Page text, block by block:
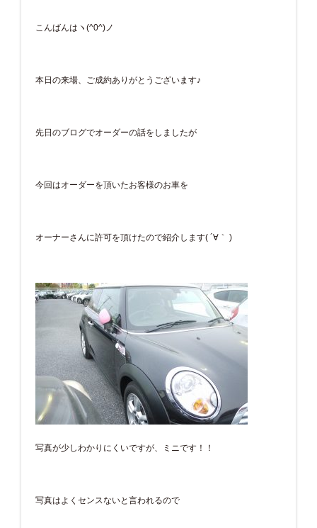
こんばんはヽ(^0^)ノ
本日の来場、ご成約ありがとうございます♪
先日のブログでオーダーの話をしましたが
今回はオーダーを頂いたお客様のお車を
オーナーさんに許可を頂けたので紹介します( ´∀｀ )
写真が少しわかりにくいですが、ミニです！！
写真はよくセンスないと言われるので